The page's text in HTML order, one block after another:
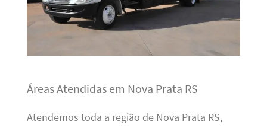
Áreas Atendidas em Nova Prata RS
Atendemos toda a região de Nova Prata RS,